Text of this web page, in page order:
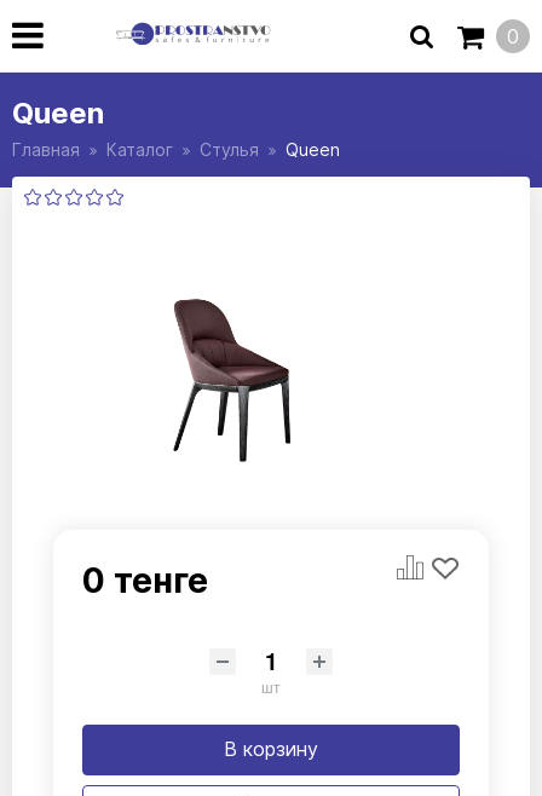
0
Queen
Главная Каталог Стулья Queen
0 тенге
шт
В корзину